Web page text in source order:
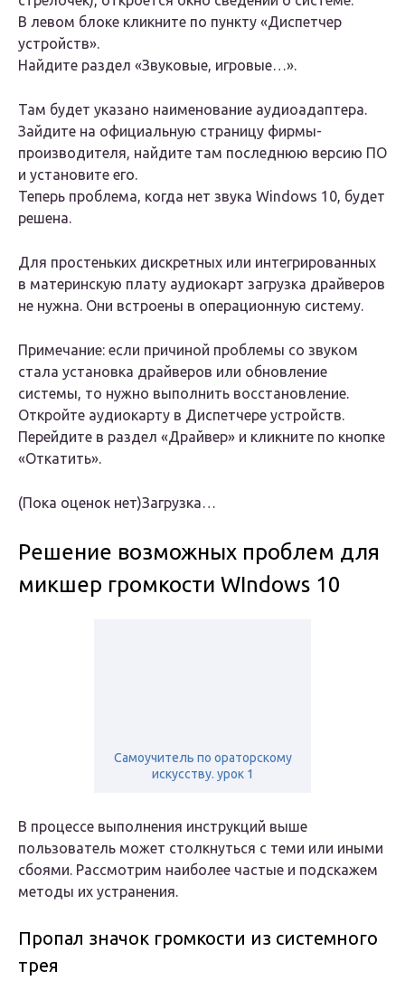
В левом блоке кликните по пункту «Диспетчер
устройств».
Найдите раздел «Звуковые, игровые…».
Там будет указано наименование аудиоадаптера.
Зайдите на официальную страницу фирмы-
производителя, найдите там последнюю версию ПО
и установите его.
Теперь проблема, когда нет звука Windows 10, будет
решена.
Для простеньких дискретных или интегрированных
в материнскую плату аудиокарт загрузка драйверов
не нужна. Они встроены в операционную систему.
Примечание: если причиной проблемы со звуком
стала установка драйверов или обновление
системы, то нужно выполнить восстановление.
Откройте аудиокарту в Диспетчере устройств.
Перейдите в раздел «Драйвер» и кликните по кнопке
«Откатить».
(Пока оценок нет)Загрузка…
Решение возможных проблем для
микшер громкости WIndows 10
Самоучитель по ораторскому
искусству. урок 1
В процессе выполнения инструкций выше
пользователь может столкнуться с теми или иными
сбоями. Рассмотрим наиболее частые и подскажем
методы их устранения.
Пропал значок громкости из системного
трея